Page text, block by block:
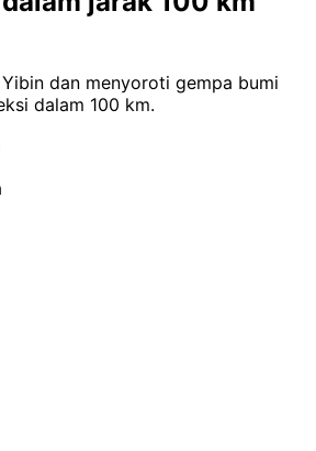
dan menyoroti gempa bumi
dalam 100 km.